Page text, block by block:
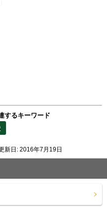
するキーワード
新日: 2016年7月19日